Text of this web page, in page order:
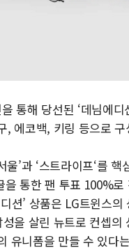
통해 당선된 ‘데님에
, 에코백, 키링 등으로
’과 ‘스트라이프‘를
통한 팬 투표 100%로
션’ 상품은 LG트윈스
을 살린 뉴트로 컨셉
유니폼을 만들 수 있다